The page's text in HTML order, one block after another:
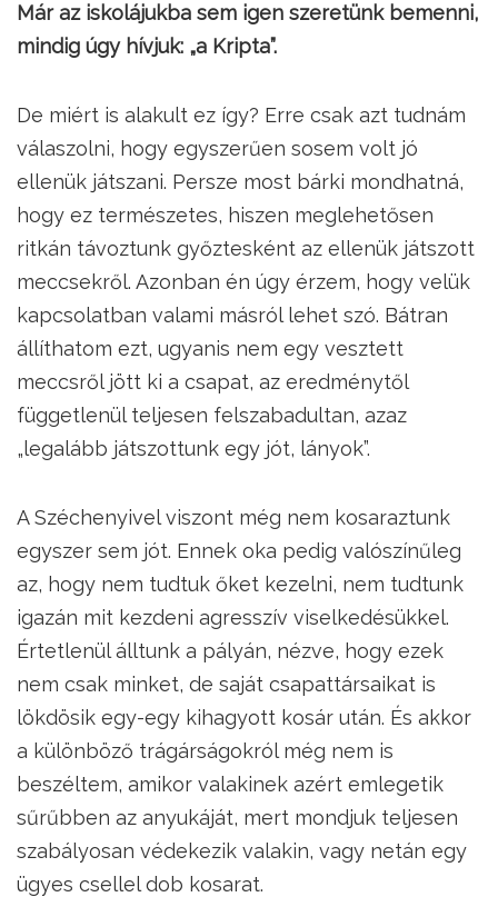
Már az iskolájukba sem igen szeretünk bemenni,
mindig úgy hívjuk: „a Kripta”.
De miért is alakult ez így? Erre csak azt tudnám
válaszolni, hogy egyszerűen sosem volt jó
ellenük játszani. Persze most bárki mondhatná,
hogy ez természetes, hiszen meglehetősen
ritkán távoztunk győztesként az ellenük játszott
meccsekről. Azonban én úgy érzem, hogy velük
kapcsolatban valami másról lehet szó. Bátran
állíthatom ezt, ugyanis nem egy vesztett
meccsről jött ki a csapat, az eredménytől
függetlenül teljesen felszabadultan, azaz
„legalább játszottunk egy jót, lányok”.
A Széchenyivel viszont még nem kosaraztunk
egyszer sem jót. Ennek oka pedig valószínűleg
az, hogy nem tudtuk őket kezelni, nem tudtunk
igazán mit kezdeni agresszív viselkedésükkel.
Értetlenül álltunk a pályán, nézve, hogy ezek
nem csak minket, de saját csapattársaikat is
lökdösik egy-egy kihagyott kosár után. És akkor
a különböző trágárságokról még nem is
beszéltem, amikor valakinek azért emlegetik
sűrűbben az anyukáját, mert mondjuk teljesen
szabályosan védekezik valakin, vagy netán egy
ügyes csellel dob kosarat.